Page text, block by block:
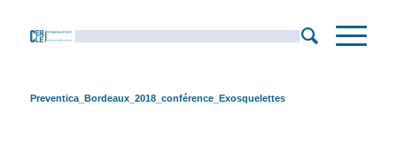
Preventica_Bordeaux_2018_conférence_Exosquelettes